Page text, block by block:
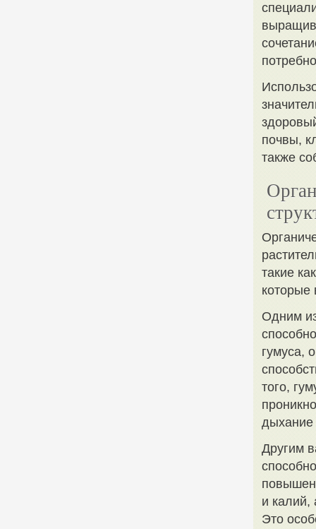
почвы,
также
такие
которые
Одним
гумуса,
того,
дыхание
Другим
и калий,
Это